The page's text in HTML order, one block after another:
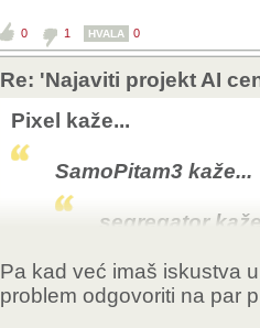
0 1 HVALA 0
Re: 'Najaviti projekt AI
Pixel kaže...
SamoPitam3 kaže...
segregator
Naravno, i
Pa kad već imaš iskustva
problem odgovoriti na par